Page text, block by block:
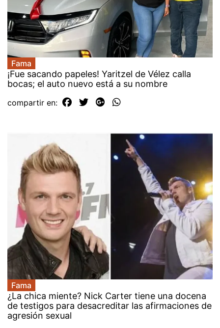
Fama
¡Fue sacando papeles! Yaritzel de Vélez calla
bocas; el auto nuevo está a su nombre
compartir en:
Fama
¿La chica miente? Nick Carter tiene una docena
de testigos para desacreditar las afirmaciones de
agresión sexual